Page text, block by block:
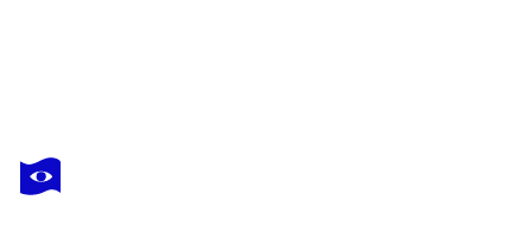
CARL LOZADA
The Meltdown